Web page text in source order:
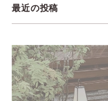
最近の投稿